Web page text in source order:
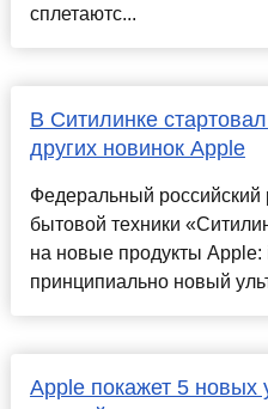
сплетаютс...
В Ситилинке
других новинок Apple
Федеральный российский
бытовой техники
на новые продукты
принципиально новый
Apple покажет 5 новых